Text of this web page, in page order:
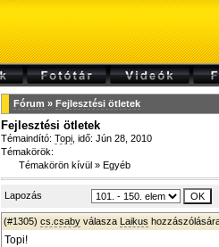
Fórum » Fejlesztési ötletek
Fejlesztési ötletek
Témaindító: Topi , idő: Jún 28, 2010
Témakörök:
Témakörön kívül » Egyéb
Lapozás
(#1305) cs.csaby válasza Laikus
Topi!